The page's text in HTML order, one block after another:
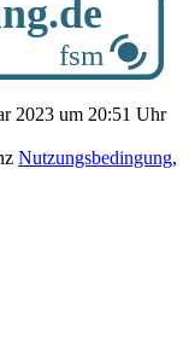
2023 um 20:51 Uhr
Nutzungsbedingung,